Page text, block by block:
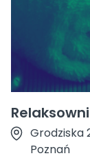
Grodziska
Poznań